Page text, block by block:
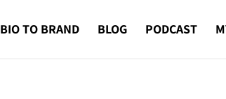
BIO TO BRAND BLOG PODCAST